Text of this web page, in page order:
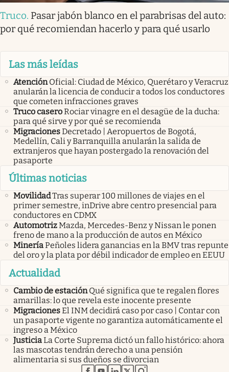
Truco. Pasar jabón blanco en el parabrisas del auto:
por qué recomiendan hacerlo y para qué usarlo
Las más leídas
Atención Oficial: Ciudad de México, Querétaro y Veracruz
anularán la licencia de conducir a todos los conductores
que cometen infracciones graves
Truco caseroRociar vinagre en el desagüe de la ducha:
para qué sirve y por qué se recomienda
MigracionesDecretado | Aeropuertos de Bogotá,
Medellín, Cali y Barranquilla anularán la salida de
extranjeros que hayan postergado la renovación del
pasaporte
Últimas noticias
MovilidadTras superar 100 millones de viajes en el
primer semestre, inDrive abre centro presencial para
conductores en CDMX
AutomotrizMazda, Mercedes-Benz y Nissan le ponen
freno de mano a la producción de autos en México
MineríaPeñoles lidera ganancias en la BMV tras repunte
del oro y la plata por débil indicador de empleo en EEUU
Actualidad
Cambio de estación Qué significa que te regalen flores
amarillas: lo que revela este inocente presente
MigracionesEl INM decidirá caso por caso | Contar con
un pasaporte vigente no garantiza automáticamente el
ingreso a México
JusticiaLa Corte Suprema dictó un fallo histórico: ahora
las mascotas tendrán derecho a una pensión
alimentaria si sus dueños se divorcian
abre en nueva pestaña
abre en nueva pestaña
abre en nueva pestaña
abre en nueva pestaña
abre en nueva pestaña